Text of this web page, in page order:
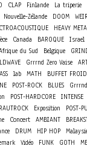
CLAP Finlande La triperie
Nouvelle-Zélande DOOM
HEAVY
Canada BAROQUE
Israel
du Sud Belgique
Grrrnd Zero Vaise
lab MATH
BUFFET FROID
POST-ROCK BLUES
POST-HARDCORE INTENSE
Exposition
POST-
Concert AMBIANT
DRUM HIP HOP
Vidéo FUNK GOTH